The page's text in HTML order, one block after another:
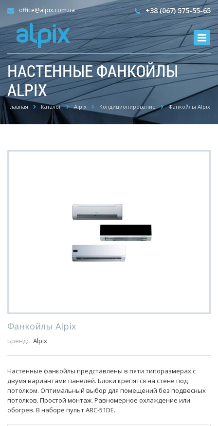
+38 (067) 575-55-65
office@alpix.com.ua
НАСТЕННЫЕ ФАНКОЙЛЫ
ALPIX
Главная Каталог Alpix Кондиционирование Фанкойлы Alpix
Фанкойлы Alpix
Бренд: Alpix
Настенные фанкойлы представлены в пяти типоразмерах с
двумя вариантами панелей. Блоки крепятся на стене под
потолком. Оптимальный выбор для помещений без подвесных
потолков. Простой монтаж. Равномерное охлаждение или
обогрев. В наборе пульт ARC-51DE.